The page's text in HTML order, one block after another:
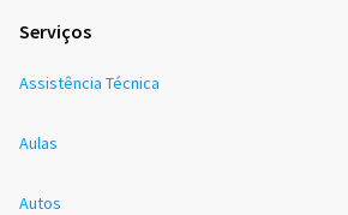
Serviços
Assistência Técnica
Aulas
Autos